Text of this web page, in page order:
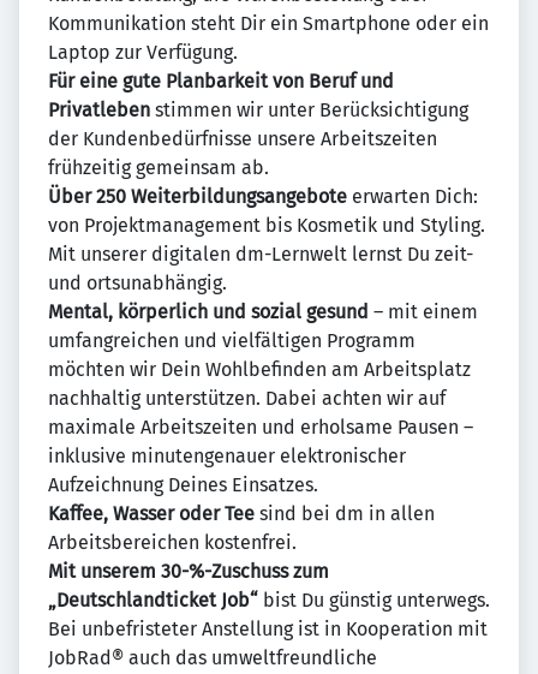
Kommunikation steht Dir ein Smartphone oder ein
Laptop zur Verfügung.
Für eine gute Planbarkeit von Beruf und
Privatleben stimmen wir unter Berücksichtigung
der Kundenbedürfnisse unsere Arbeitszeiten
frühzeitig gemeinsam ab.
Über 250 Weiterbildungsangebote erwarten Dich:
von Projektmanagement bis Kosmetik und Styling.
Mit unserer digitalen dm-Lernwelt lernst Du zeit-
und ortsunabhängig.
Mental, körperlich und sozial gesund – mit einem
umfangreichen und vielfältigen Programm
möchten wir Dein Wohlbefinden am Arbeitsplatz
nachhaltig unterstützen. Dabei achten wir auf
maximale Arbeitszeiten und erholsame Pausen –
inklusive minutengenauer elektronischer
Aufzeichnung Deines Einsatzes.
Kaffee, Wasser oder Tee sind bei dm in allen
Arbeitsbereichen kostenfrei.
Mit unserem 30-%-Zuschuss zum
„Deutschlandticket Job“ bist Du günstig unterwegs.
Bei unbefristeter Anstellung ist in Kooperation mit
JobRad® auch das umweltfreundliche